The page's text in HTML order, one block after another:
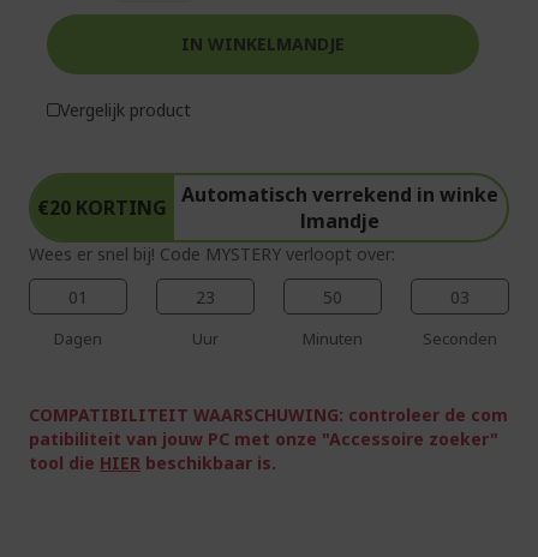
€20 KORTING
Automatisch verrekend in winke
lmandje
Wees er snel bij! Code MYSTERY verloopt over:
01
Dagen
23
Uur
50
Minuten
03
Seconden
COMPATIBILITEIT WAARSCHUWING: controleer de com
patibiliteit van jouw PC met onze "Accessoire zoeker"
tool die HIER beschikbaar is.
IN WINKELMANDJE
Vergelijk product